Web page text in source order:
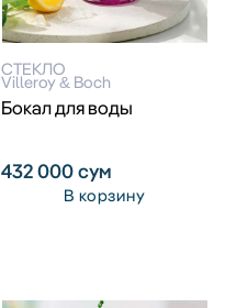
СТЕКЛО
Villeroy & Boch
Бокал для воды
432 000сум
В корзину